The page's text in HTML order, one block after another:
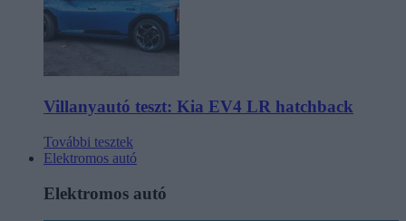
Villanyautó teszt: Kia EV4 LR hatchback
További tesztek
Elektromos autó
Elektromos autó